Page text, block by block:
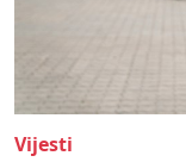
Vijesti